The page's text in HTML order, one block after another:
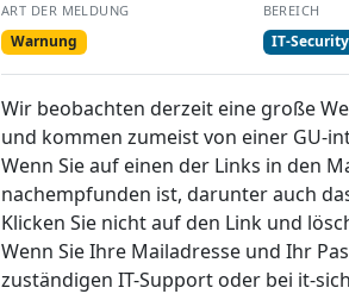
ART DER MELDUNG
Warnung
BEREICH
IT-Security
Wir beobachten derzeit eine große
und kommen zumeist von einer GU-
Wenn Sie auf einen der Links in den
nachempfunden ist, darunter auch
Klicken Sie nicht auf den Link und
Wenn Sie Ihre Mailadresse und Ihr
zuständigen IT-Support oder bei it-